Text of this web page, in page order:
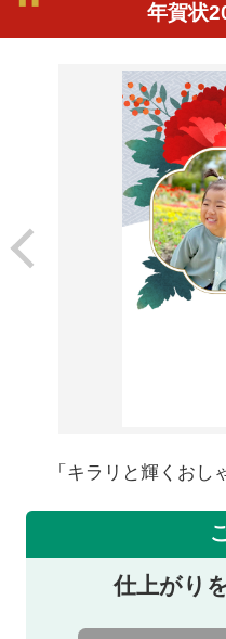
年賀状
「キラリと輝くおし
仕上がり